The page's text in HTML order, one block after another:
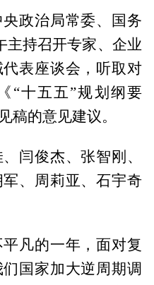
政治局常委、国务
主持召开专家、企业
表座谈会，听取对
“十五五”规划纲要
稿的意见建议。
闫俊杰、张智刚、
、周莉亚、石宇奇
凡的一年，面对复
国家加大逆周期调